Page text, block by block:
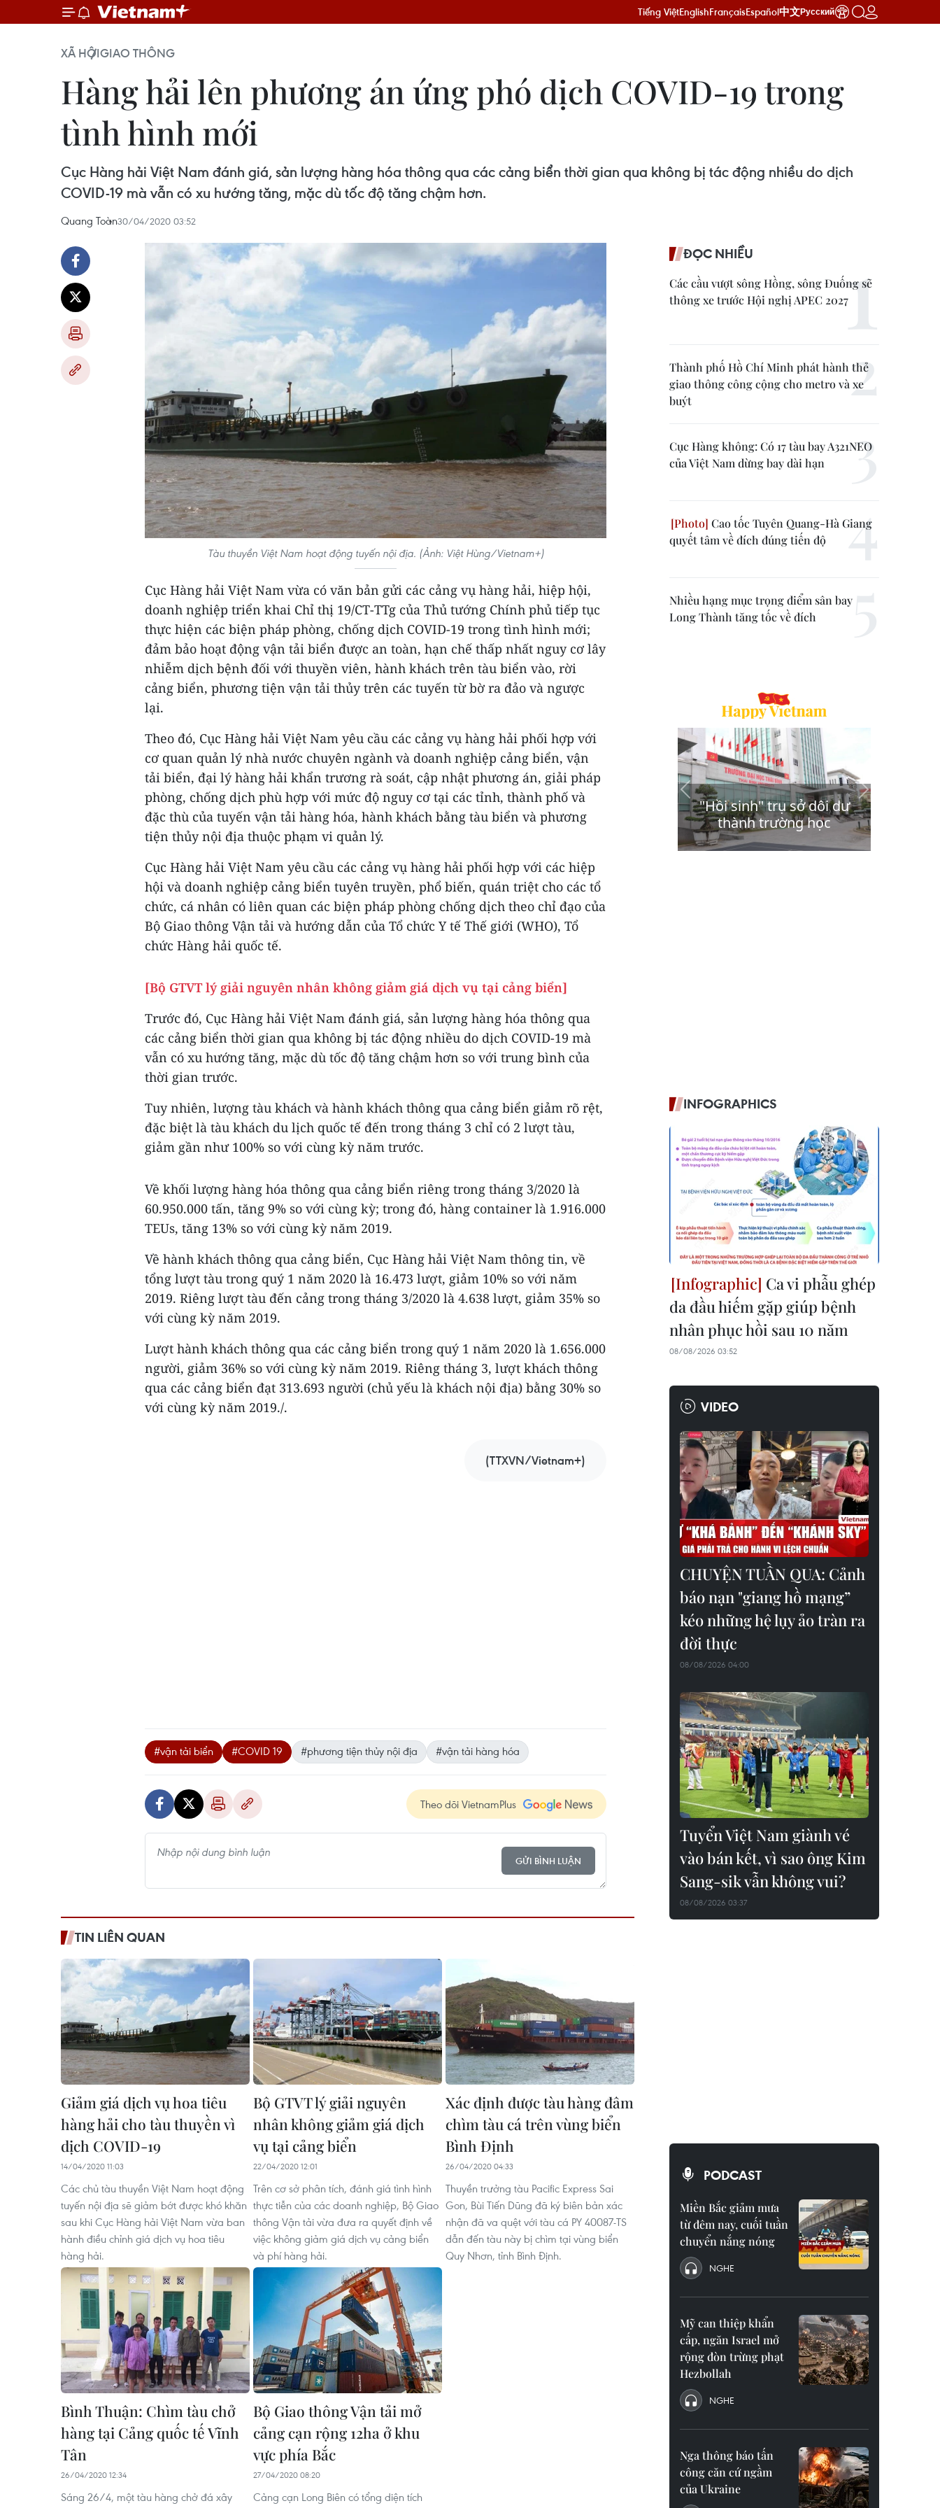
Tiếng ViệtEnglishFrançaisEspañol中文Русский
XÃ HỘIGIAO THÔNG
Hàng hải lên phương án ứng phó dịch COVID-19 trong
tình hình mới
Cục Hàng hải Việt Nam đánh giá, sản lượng hàng hóa thông qua các cảng biển thời gian qua không bị tác động nhiều do dịch
COVID-19 mà vẫn có xu hướng tăng, mặc dù tốc độ tăng chậm hơn.
Quang Toàn30/04/2020 03:52
Tàu thuyền Việt Nam hoạt động tuyến nội địa. (Ảnh: Việt Hùng/Vietnam+)
Cục Hàng hải Việt Nam vừa có văn bản gửi các cảng vụ hàng hải, hiệp hội,
doanh nghiệp triển khai Chỉ thị 19/CT-TTg của Thủ tướng Chính phủ tiếp tục
thực hiện các biện pháp phòng, chống dịch COVID-19 trong tình hình mới;
đảm bảo hoạt động vận tải biển được an toàn, hạn chế thấp nhất nguy cơ lây
nhiễm dịch bệnh đối với thuyền viên, hành khách trên tàu biển vào, rời
cảng biển, phương tiện vận tải thủy trên các tuyến từ bờ ra đảo và ngược
lại.
Theo đó, Cục Hàng hải Việt Nam yêu cầu các cảng vụ hàng hải phối hợp với
cơ quan quản lý nhà nước chuyên ngành và doanh nghiệp cảng biển, vận
tải biển, đại lý hàng hải khẩn trương rà soát, cập nhật phương án, giải pháp
phòng, chống dịch phù hợp với mức độ nguy cơ tại các tỉnh, thành phố và
đặc thù của tuyến vận tải hàng hóa, hành khách bằng tàu biển và phương
tiện thủy nội địa thuộc phạm vi quản lý.
Cục Hàng hải Việt Nam yêu cầu các cảng vụ hàng hải phối hợp với các hiệp
hội và doanh nghiệp cảng biển tuyên truyền, phổ biến, quán triệt cho các tổ
chức, cá nhân có liên quan các biện pháp phòng chống dịch theo chỉ đạo của
Bộ Giao thông Vận tải và hướng dẫn của Tổ chức Y tế Thế giới (WHO), Tổ
chức Hàng hải quốc tế.
[Bộ GTVT lý giải nguyên nhân không giảm giá dịch vụ tại cảng biển]
Trước đó, Cục Hàng hải Việt Nam đánh giá, sản lượng hàng hóa thông qua
các cảng biển thời gian qua không bị tác động nhiều do dịch COVID-19 mà
vẫn có xu hướng tăng, mặc dù tốc độ tăng chậm hơn so với trung bình của
thời gian trước.
Tuy nhiên, lượng tàu khách và hành khách thông qua cảng biển giảm rõ rệt,
đặc biệt là tàu khách du lịch quốc tế đến trong tháng 3 chỉ có 2 lượt tàu,
giảm gần như 100% so với cùng kỳ năm trước.
Về khối lượng hàng hóa thông qua cảng biển riêng trong tháng 3/2020 là
60.950.000 tấn, tăng 9% so với cùng kỳ; trong đó, hàng container là 1.916.000
TEUs, tăng 13% so với cùng kỳ năm 2019.
Về hành khách thông qua cảng biển, Cục Hàng hải Việt Nam thông tin, về
tổng lượt tàu trong quý 1 năm 2020 là 16.473 lượt, giảm 10% so với năm
2019. Riêng lượt tàu đến cảng trong tháng 3/2020 là 4.638 lượt, giảm 35% so
với cùng kỳ năm 2019.
Lượt hành khách thông qua các cảng biển trong quý 1 năm 2020 là 1.656.000
người, giảm 36% so với cùng kỳ năm 2019. Riêng tháng 3, lượt khách thông
qua các cảng biển đạt 313.693 người (chủ yếu là khách nội địa) bằng 30% so
với cùng kỳ năm 2019./.
(TTXVN/Vietnam+)
#vận tải biển #COVID 19 #phương tiện thủy nội địa #vận tải hàng hóa
Theo dõi VietnamPlus
GỬI BÌNH LUẬN
TIN LIÊN QUAN
Giảm giá dịch vụ hoa tiêu
hàng hải cho tàu thuyền vì
dịch COVID-19
14/04/2020 11:03
Các chủ tàu thuyền Việt Nam hoạt động
tuyến nội địa sẽ giảm bớt được khó khăn
sau khi Cục Hàng hải Việt Nam vừa ban
hành điều chỉnh giá dịch vụ hoa tiêu
hàng hải.
Bộ GTVT lý giải nguyên
nhân không giảm giá dịch
vụ tại cảng biển
22/04/2020 12:01
Trên cơ sở phân tích, đánh giá tình hình
thực tiễn của các doanh nghiệp, Bộ Giao
thông Vận tải vừa đưa ra quyết định về
việc không giảm giá dịch vụ cảng biển
và phí hàng hải.
Xác định được tàu hàng đâm
chìm tàu cá trên vùng biển
Bình Định
26/04/2020 04:33
Thuyền trưởng tàu Pacific Express Sai
Gon, Bùi Tiến Dũng đã ký biên bản xác
nhận đã va quệt với tàu cá PY 40087-TS
dẫn đến tàu này bị chìm tại vùng biển
Quy Nhơn, tỉnh Bình Định.
Bình Thuận: Chìm tàu chở
hàng tại Cảng quốc tế Vĩnh
Tân
26/04/2020 12:34
Sáng 26/4, một tàu hàng chở đá xây
Bộ Giao thông Vận tải mở
cảng cạn rộng 12ha ở khu
vực phía Bắc
27/04/2020 08:20
Cảng cạn Long Biên có tổng diện tích
ĐỌC NHIỀU
Các cầu vượt sông Hồng, sông Đuống sẽ
thông xe trước Hội nghị APEC 2027
Thành phố Hồ Chí Minh phát hành thẻ
giao thông công cộng cho metro và xe
buýt
Cục Hàng không: Có 17 tàu bay A321NEO
của Việt Nam dừng bay dài hạn
Cao tốc Tuyên Quang-Hà Giang
quyết tâm về đích đúng tiến độ
Nhiều hạng mục trọng điểm sân bay
Long Thành tăng tốc về đích
INFOGRAPHICS
Ca vi phẫu ghép
da đầu hiếm gặp giúp bệnh
nhân phục hồi sau 10 năm
08/08/2026 03:52
VIDEO
CHUYỆN TUẦN QUA: Cảnh
báo nạn "giang hồ mạng”
kéo những hệ lụy ảo tràn ra
đời thực
08/08/2026 04:00
Tuyển Việt Nam giành vé
vào bán kết, vì sao ông Kim
Sang-sik vẫn không vui?
08/08/2026 03:37
PODCAST
Miền Bắc giảm mưa
từ đêm nay, cuối tuần
chuyển nắng nóng
NGHE
Mỹ can thiệp khẩn
cấp, ngăn Israel mở
rộng đòn trừng phạt
Hezbollah
NGHE
Nga thông báo tấn
công căn cứ ngầm
của Ukraine